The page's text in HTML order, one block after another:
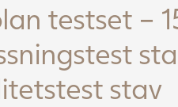
testset –
stav